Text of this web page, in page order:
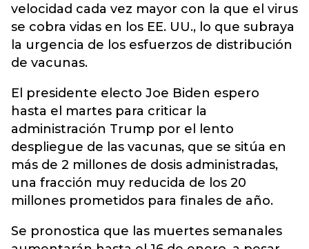
velocidad cada vez mayor con la que el virus
se cobra vidas en los EE. UU., lo que subraya
la urgencia de los esfuerzos de distribución
de vacunas.
El presidente electo Joe Biden espero
hasta el martes para criticar la
administración Trump por el lento
despliegue de las vacunas, que se sitúa en
más de 2 millones de dosis administradas,
una fracción muy reducida de los 20
millones prometidos para finales de año.
Se pronostica que las muertes semanales